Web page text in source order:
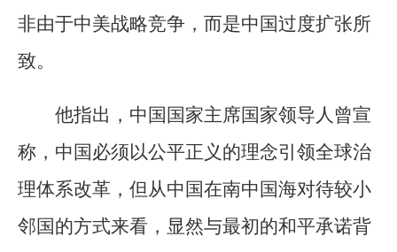
非由于中美战略竞争，而是中国过度扩张所
致。
他指出，中国国家主席国家领导人曾宣
称，中国必须以公平正义的理念引领全球治
理体系改革，但从中国在南中国海对待较小
邻国的方式来看，显然与最初的和平承诺背